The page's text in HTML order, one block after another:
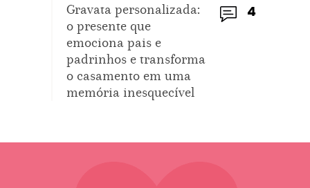
4
Gravata personalizada:
o presente que
emociona pais e
padrinhos e transforma
o casamento em uma
memória inesquecível